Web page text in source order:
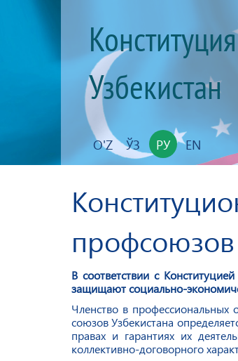
Узбекистан
O'Z ЎЗ РУ EN
профсоюзов
В соответствии с
защищают социально-
Членство в профессиональных
союзов Узбекистана
правах и гарантиях их
коллективно-договорного